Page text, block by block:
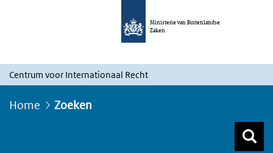
Ministerie van Buitenlandse
Zaken
Centrum voor Internationaal Recht
Home Zoeken